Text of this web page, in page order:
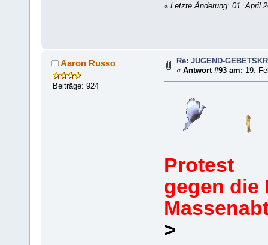
« Letzte Änderung: 01. April
Aaron Russo
Beiträge: 924
Re: JUGEND-
«Antwort #93 am: 19.
Protest
gegen die
>